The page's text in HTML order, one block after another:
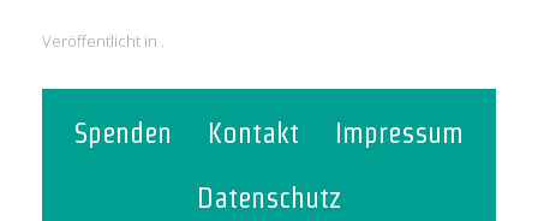
Veröffentlicht in .
Spenden Kontakt
Impressum
Datenschutz